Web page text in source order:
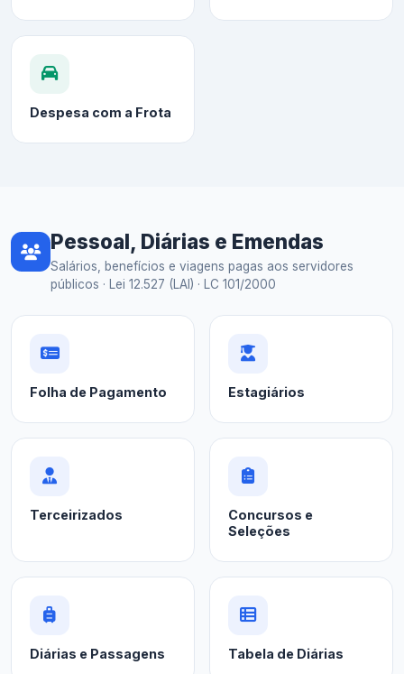
Despesa com a Frota
Pessoal, Diárias e Emendas
Salários, benefícios e viagens pagas aos servidores
públicos · Lei 12.527 (LAI) · LC 101/2000
Folha de Pagamento Estagiários
Terceirizados
Concursos e
Seleções
Diárias e Passagens Tabela de Diárias